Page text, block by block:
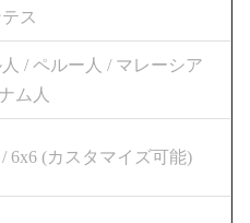
ス
/ ペルー人 / マレーシア
ム人
/ 6x6 (カスタマイズ可能)